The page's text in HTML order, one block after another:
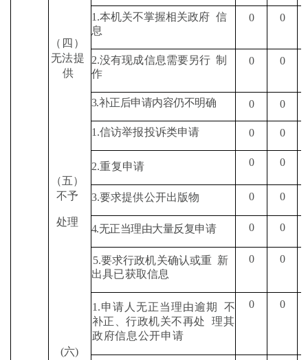
（四）
无法提
供
1.本机关不掌握相关政府 信
息
0 0
2.没有现成信息需要另行 制
作
0 0
3.补正后申请内容仍不明确 0 0
（五）
不予
处理
1.信访举报投诉类申请 0 0
2.重复申请 0 0
3.要求提供公开出版物 0 0
4.无正当理由大量反复申请 0 0
5.要求行政机关确认或重 新
出具已获取信息
0 0
(六)
1.申请人无正当理由逾期
不
补正、行政机关不再处
理其
政府信息公开申请
0 0